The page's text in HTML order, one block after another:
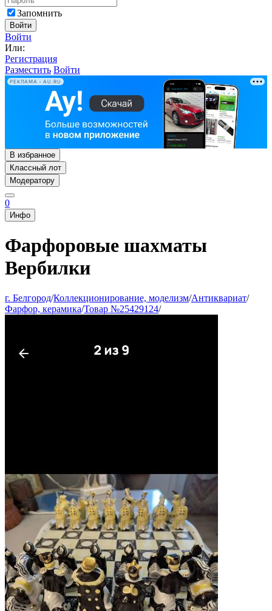
Запомнить
Войти
Войти
Или:
Регистрация
Разместить Войти
РЕКЛАМА • AU.RU
В избранное
Классный лот
Модератору
0
Инфо
Фарфоровые шахматы
Вербилки
г. Белгород/Коллекционирование, моделизм/Антиквариат/
Фарфор, керамика/Товар №25429124/